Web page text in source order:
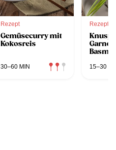
Rezept
Gemüsecurry mit
Kokosreis
30–60 MIN
Rezept
15–30